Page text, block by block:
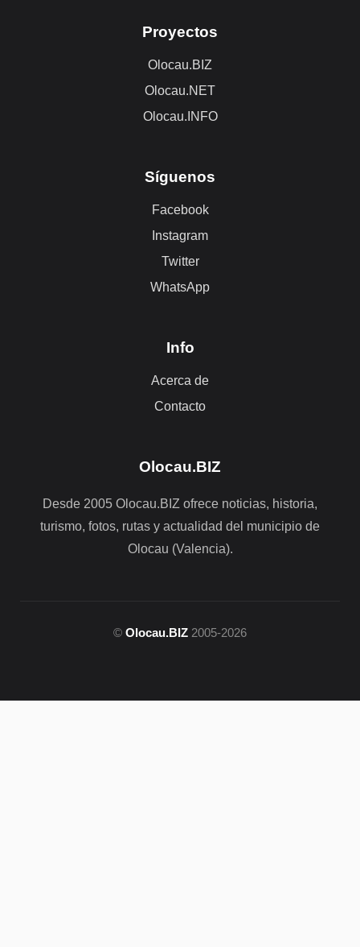
Proyectos
Olocau.BIZ
Olocau.NET
Olocau.INFO
Síguenos
Facebook
Instagram
Twitter
WhatsApp
Info
Acerca de
Contacto
Olocau.BIZ
Desde 2005 Olocau.BIZ ofrece noticias, historia,
turismo, fotos, rutas y actualidad del municipio de
Olocau (Valencia).
© Olocau.BIZ 2005-2026